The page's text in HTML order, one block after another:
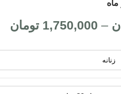
–
1,750,000 تومان